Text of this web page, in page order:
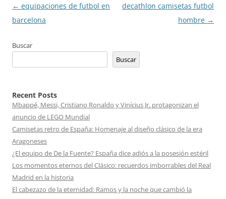
Navegación
de
← equipaciones de futbol en
barcelona
decathlon camisetas futbol
hombre →
Buscar
Buscar
Recent Posts
Mbappé, Messi, Cristiano Ronaldo y Vinícius Jr. protagonizan el
anuncio de LEGO Mundial
Camisetas retro de España: Homenaje al diseño clásico de la era
Aragoneses
¿El equipo de De la Fuente? España dice adiós a la posesión estéril
Los momentos eternos del Clásico: recuerdos imborrables del Real
Madrid en la historia
El cabezazo de la eternidad: Ramos y la noche que cambió la